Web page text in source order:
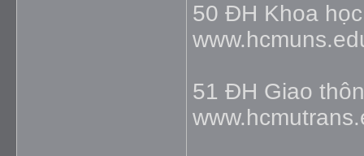
50 ĐH Khoa
51 ĐH Giao